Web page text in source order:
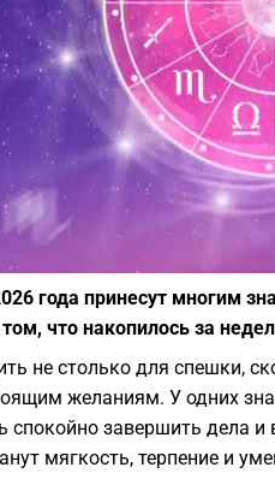
года принесут многим
что накопилось за
не столько для спешки,
желаниям. У одних
завершить дела и
мягкость, терпение и